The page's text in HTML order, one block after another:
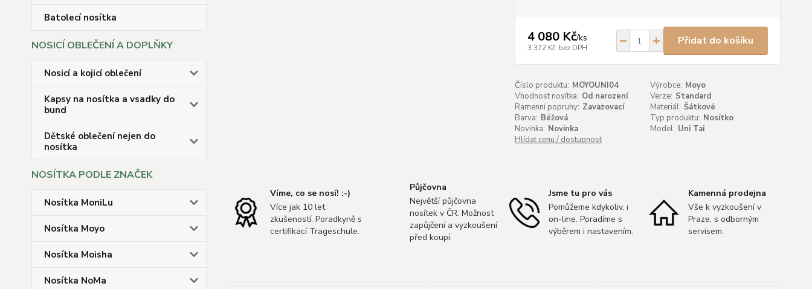
Batolecí nosítka
NOSICÍ OBLEČENÍ A DOPLŇKY
Nosicí a kojicí oblečení
Kapsy na nosítka a vsadky do
bund
Dětské oblečení nejen do
nosítka
NOSÍTKA PODLE ZNAČEK
Nosítka MoniLu
Nosítka Moyo
Nosítka Moisha
Nosítka NoMa
4 080 Kč/ks
3 372 Kč bez DPH
Přidat do košíku
Číslo produktu: MOYOUNI04 Výrobce: Moyo
Vhodnost nosítka: Od narození Verze: Standard
Ramenní popruhy: Zavazovací Materiál: Šátkové
Barva: Béžová Typ produktu: Nosítko
Novinka: Novinka Model: Uni Tai
Hlídat cenu / dostupnost
Víme, co se nosí! :-)
Více jak 10 let
zkušeností. Poradkyně s
certifikací Trageschule.
Půjčovna
Největší půjčovna
nosítek v ČR. Možnost
zapůjčení a vyzkoušení
před koupí.
Jsme tu pro vás
Pomůžeme kdykoliv, i
on-line. Poradíme s
výběrem i nastavením.
Kamenná prodejna
Vše k vyzkoušení v
Praze, s odborným
servisem.